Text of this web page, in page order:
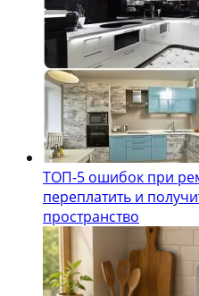
ТОП-5 ошибок при
переплатить и
пространство